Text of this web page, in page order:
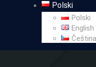
Polski
Polski
English
Čeština